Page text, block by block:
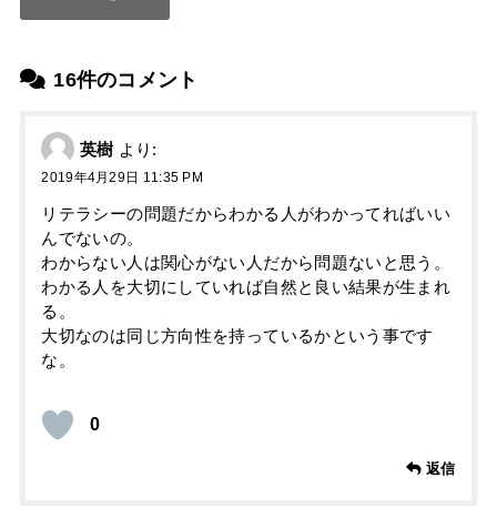
16件のコメント
英樹 より:
2019年4月29日 11:35 PM
リテラシーの問題だからわかる人がわかってればいい
んでないの。
わからない人は関心がない人だから問題ないと思う。
わかる人を大切にしていれば自然と良い結果が生まれ
る。
大切なのは同じ方向性を持っているかという事です
な。
0
返信